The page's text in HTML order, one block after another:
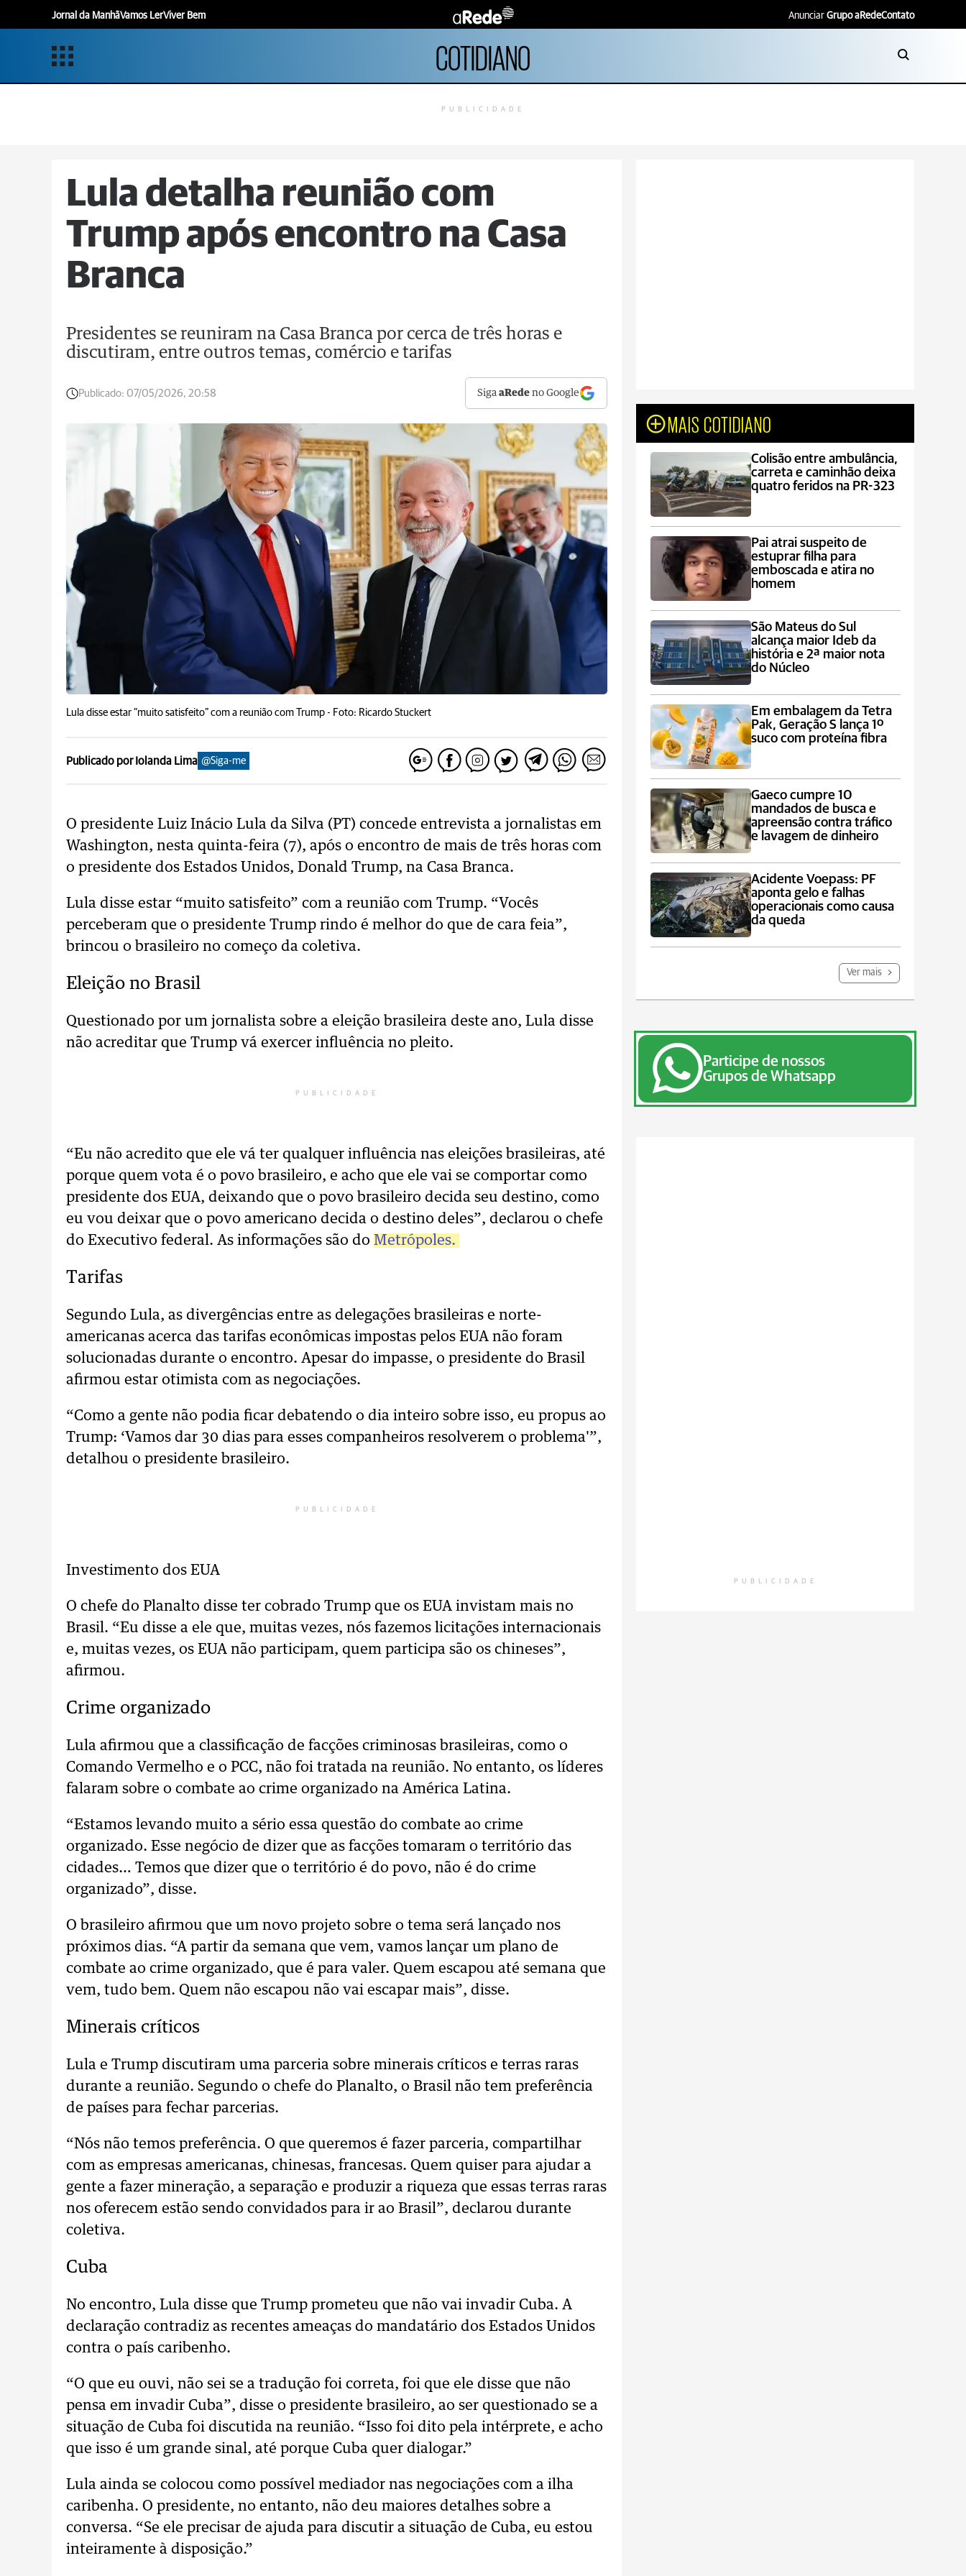
Jornal da ManhãVamos LerViver Bem Anunciar Grupo aRedeContato
COTIDIANO
PUBLICIDADE
Lula detalha reunião com
Trump após encontro na Casa
Branca
Presidentes se reuniram na Casa Branca por cerca de três horas e
discutiram, entre outros temas, comércio e tarifas
Publicado: 07/05/2026, 20:58 SigaaRede no Google
Lula disse estar “muito satisfeito” com a reunião com Trump - Foto: Ricardo Stuckert
Publicado por Iolanda Lima @Siga-me
O presidente Luiz Inácio Lula da Silva (PT) concede entrevista a jornalistas em
Washington, nesta quinta-feira (7), após o encontro de mais de três horas com
o presidente dos Estados Unidos, Donald Trump, na Casa Branca.
Lula disse estar “muito satisfeito” com a reunião com Trump. “Vocês
perceberam que o presidente Trump rindo é melhor do que de cara feia”,
brincou o brasileiro no começo da coletiva.
Eleição no Brasil
Questionado por um jornalista sobre a eleição brasileira deste ano, Lula disse
não acreditar que Trump vá exercer influência no pleito.
PUBLICIDADE
“Eu não acredito que ele vá ter qualquer influência nas eleições brasileiras, até
porque quem vota é o povo brasileiro, e acho que ele vai se comportar como
presidente dos EUA, deixando que o povo brasileiro decida seu destino, como
eu vou deixar que o povo americano decida o destino deles”, declarou o chefe
do Executivo federal. As informações são do Metrópoles.
Tarifas
Segundo Lula, as divergências entre as delegações brasileiras e norte-
americanas acerca das tarifas econômicas impostas pelos EUA não foram
solucionadas durante o encontro. Apesar do impasse, o presidente do Brasil
afirmou estar otimista com as negociações.
“Como a gente não podia ficar debatendo o dia inteiro sobre isso, eu propus ao
Trump: ‘Vamos dar 30 dias para esses companheiros resolverem o problema'”,
detalhou o presidente brasileiro.
PUBLICIDADE
Investimento dos EUA
O chefe do Planalto disse ter cobrado Trump que os EUA invistam mais no
Brasil. “Eu disse a ele que, muitas vezes, nós fazemos licitações internacionais
e, muitas vezes, os EUA não participam, quem participa são os chineses”,
afirmou.
Crime organizado
Lula afirmou que a classificação de facções criminosas brasileiras, como o
Comando Vermelho e o PCC, não foi tratada na reunião. No entanto, os líderes
falaram sobre o combate ao crime organizado na América Latina.
“Estamos levando muito a sério essa questão do combate ao crime
organizado. Esse negócio de dizer que as facções tomaram o território das
cidades… Temos que dizer que o território é do povo, não é do crime
organizado”, disse.
O brasileiro afirmou que um novo projeto sobre o tema será lançado nos
próximos dias. “A partir da semana que vem, vamos lançar um plano de
combate ao crime organizado, que é para valer. Quem escapou até semana que
vem, tudo bem. Quem não escapou não vai escapar mais”, disse.
Minerais críticos
Lula e Trump discutiram uma parceria sobre minerais críticos e terras raras
durante a reunião. Segundo o chefe do Planalto, o Brasil não tem preferência
de países para fechar parcerias.
“Nós não temos preferência. O que queremos é fazer parceria, compartilhar
com as empresas americanas, chinesas, francesas. Quem quiser para ajudar a
gente a fazer mineração, a separação e produzir a riqueza que essas terras raras
nos oferecem estão sendo convidados para ir ao Brasil”, declarou durante
coletiva.
Cuba
No encontro, Lula disse que Trump prometeu que não vai invadir Cuba. A
declaração contradiz as recentes ameaças do mandatário dos Estados Unidos
contra o país caribenho.
“O que eu ouvi, não sei se a tradução foi correta, foi que ele disse que não
pensa em invadir Cuba”, disse o presidente brasileiro, ao ser questionado se a
situação de Cuba foi discutida na reunião. “Isso foi dito pela intérprete, e acho
que isso é um grande sinal, até porque Cuba quer dialogar.”
Lula ainda se colocou como possível mediador nas negociações com a ilha
caribenha. O presidente, no entanto, não deu maiores detalhes sobre a
conversa. “Se ele precisar de ajuda para discutir a situação de Cuba, eu estou
inteiramente à disposição.”
MAIS COTIDIANO
Colisão entre ambulância,
carreta e caminhão deixa
quatro feridos na PR-323
Pai atrai suspeito de
estuprar filha para
emboscada e atira no
homem
São Mateus do Sul
alcança maior Ideb da
história e 2ª maior nota
do Núcleo
Em embalagem da Tetra
Pak, Geração S lança 1º
suco com proteína fibra
Gaeco cumpre 10
mandados de busca e
apreensão contra tráfico
e lavagem de dinheiro
Acidente Voepass: PF
aponta gelo e falhas
operacionais como causa
da queda
Ver mais
Participe de nossos
Grupos de Whatsapp
PUBLICIDADE